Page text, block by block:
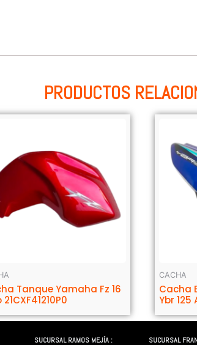
PRODUCTOS
Tanque Yamaha Fz 16
21CXF41210P0
CACHA
Cacha
Ybr 125
SUCURSAL RAMOS MEJÍA : SUCURSAL